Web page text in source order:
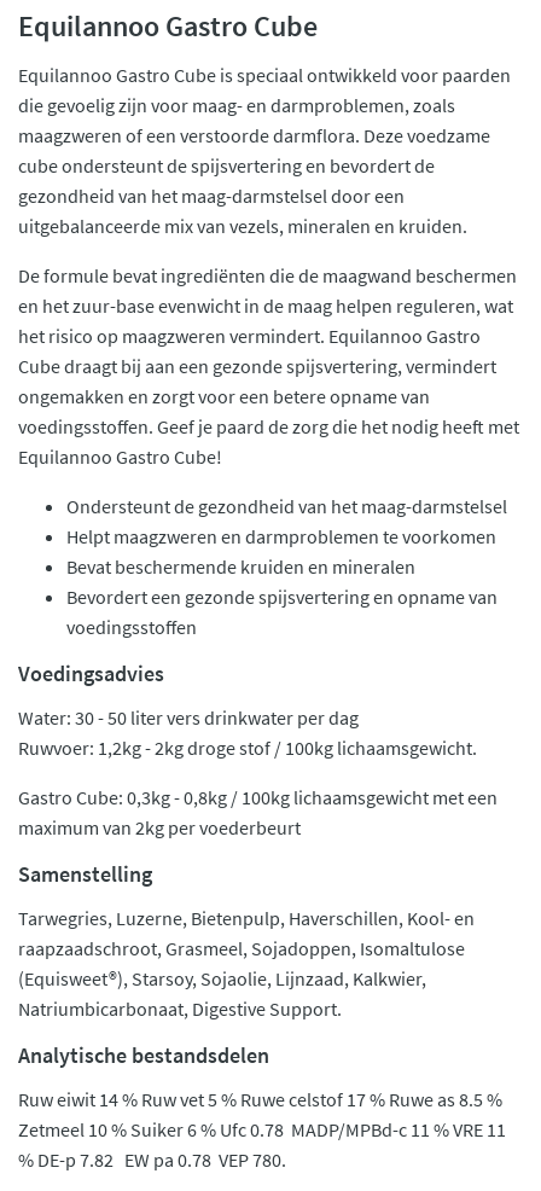
Equilannoo Gastro Cube
Equilannoo Gastro Cube is speciaal ontwikkeld voor paarden
die gevoelig zijn voor maag- en darmproblemen, zoals
maagzweren of een verstoorde darmflora. Deze voedzame
cube ondersteunt de spijsvertering en bevordert de
gezondheid van het maag-darmstelsel door een
uitgebalanceerde mix van vezels, mineralen en kruiden.
De formule bevat ingrediënten die de maagwand beschermen
en het zuur-base evenwicht in de maag helpen reguleren, wat
het risico op maagzweren vermindert. Equilannoo Gastro
Cube draagt bij aan een gezonde spijsvertering, vermindert
ongemakken en zorgt voor een betere opname van
voedingsstoffen. Geef je paard de zorg die het nodig heeft met
Equilannoo Gastro Cube!
Ondersteunt de gezondheid van het maag-darmstelsel
Helpt maagzweren en darmproblemen te voorkomen
Bevat beschermende kruiden en mineralen
Bevordert een gezonde spijsvertering en opname van
voedingsstoffen
Voedingsadvies
Water: 30 - 50 liter vers drinkwater per dag
Ruwvoer: 1,2kg - 2kg droge stof / 100kg lichaamsgewicht.
Gastro Cube: 0,3kg - 0,8kg / 100kg lichaamsgewicht met een
maximum van 2kg per voederbeurt
Samenstelling
Tarwegries, Luzerne, Bietenpulp, Haverschillen, Kool- en
raapzaadschroot, Grasmeel, Sojadoppen, Isomaltulose
(Equisweet®), Starsoy, Sojaolie, Lijnzaad, Kalkwier,
Natriumbicarbonaat, Digestive Support.
Analytische bestandsdelen
Ruw eiwit 14 % Ruw vet 5 % Ruwe celstof 17 % Ruwe as 8.5 %
Zetmeel 10 % Suiker 6 % Ufc 0.78 MADP/MPBd-c 11 % VRE 11
% DE-p 7.82 EW pa 0.78 VEP 780.